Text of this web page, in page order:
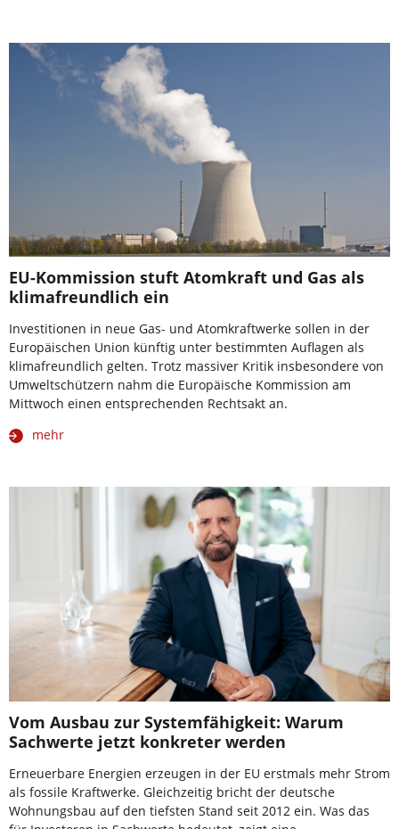
EU-Kommission stuft Atomkraft und Gas als
klimafreundlich ein
Investitionen in neue Gas- und Atomkraftwerke sollen in der
Europäischen Union künftig unter bestimmten Auflagen als
klimafreundlich gelten. Trotz massiver Kritik insbesondere von
Umweltschützern nahm die Europäische Kommission am
Mittwoch einen entsprechenden Rechtsakt an.
mehr
Vom Ausbau zur Systemfähigkeit: Warum
Sachwerte jetzt konkreter werden
Erneuerbare Energien erzeugen in der EU erstmals mehr Strom
als fossile Kraftwerke. Gleichzeitig bricht der deutsche
Wohnungsbau auf den tiefsten Stand seit 2012 ein. Was das